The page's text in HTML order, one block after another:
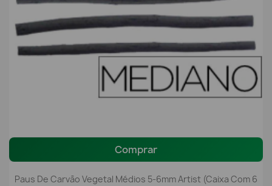
Comprar
Paus De Carvão Vegetal Médios 5-6mm Artist (Caixa Com 6